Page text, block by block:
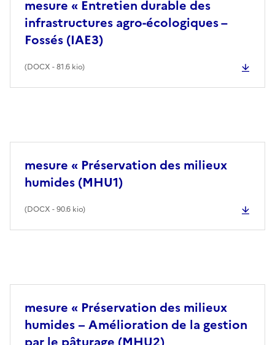
mesure « Entretien durable des
infrastructures agro-écologiques –
Fossés (IAE3)
(DOCX - 81.6 kio)
mesure « Préservation des milieux
humides (MHU1)
(DOCX - 90.6 kio)
mesure « Préservation des milieux
humides − Amélioration de la gestion